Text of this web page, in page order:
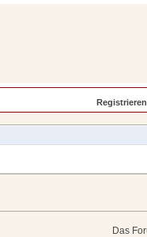
Registrieren
Das